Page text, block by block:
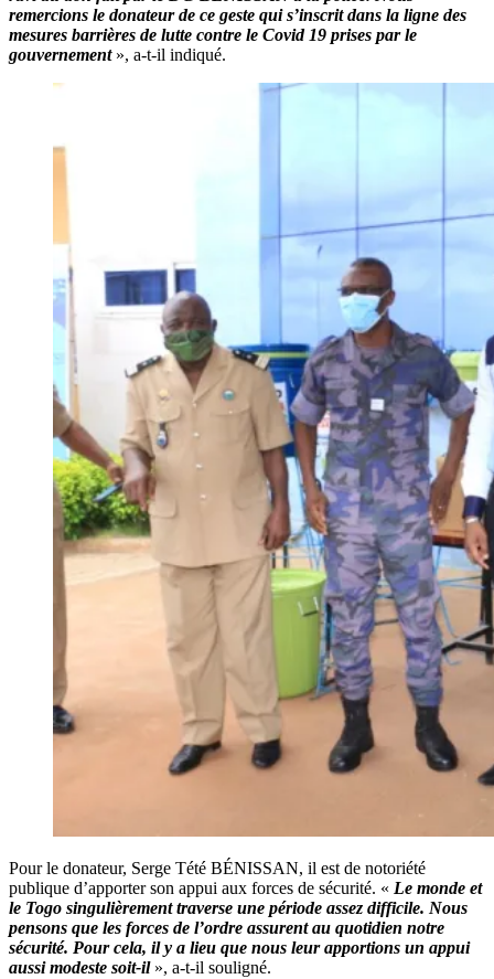
remercions le donateur de ce geste qui s’inscrit dans la ligne des
mesures barrières de lutte contre le Covid 19 prises par le
gouvernement», a-t-il indiqué.
Pour le donateur, Serge Tété BÉNISSAN, il est de notoriété
publique d’apporter son appui aux forces de sécurité. « Le monde et
le Togo singulièrement traverse une période assez difficile. Nous
pensons que les forces de l’ordre assurent au quotidien notre
sécurité. Pour cela, il y a lieu que nous leur apportions un appui
aussi modeste soit-il », a-t-il souligné.